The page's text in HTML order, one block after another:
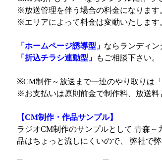
※放送管理を伴う場合の料金になります
※エリアによって料金は変動いたします
「ホームページ誘導型」 ならランディン
「折込チラシ連動型」
もご相談下さい。
※CM制作～放送まで一連のやり取りは
※お支払いは原則前金で制作料、放送料
【CM制作・作品サンプル】
ラジオCM制作のサンプルとして 青森
品はちょっと流しにくいので、 弊社で